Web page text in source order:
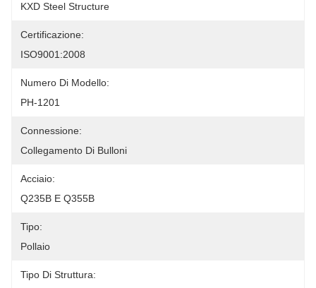
KXD Steel Structure
Certificazione:
ISO9001:2008
Numero Di Modello:
PH-1201
Connessione:
Collegamento Di Bulloni
Acciaio:
Q235B E Q355B
Tipo:
Pollaio
Tipo Di Struttura: